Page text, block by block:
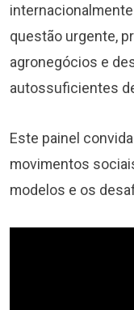
questão urgente,
agronegócios e
autossuficientes
Este painel
movimentos
modelos e os